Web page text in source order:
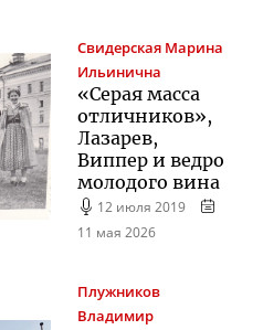
Свидерская Марина
Ильинична
«Серая масса
отличников»,
Лазарев,
Виппер и ведро
молодого вина
12 июля 2019
11 мая 2026
Плужников
Владимир